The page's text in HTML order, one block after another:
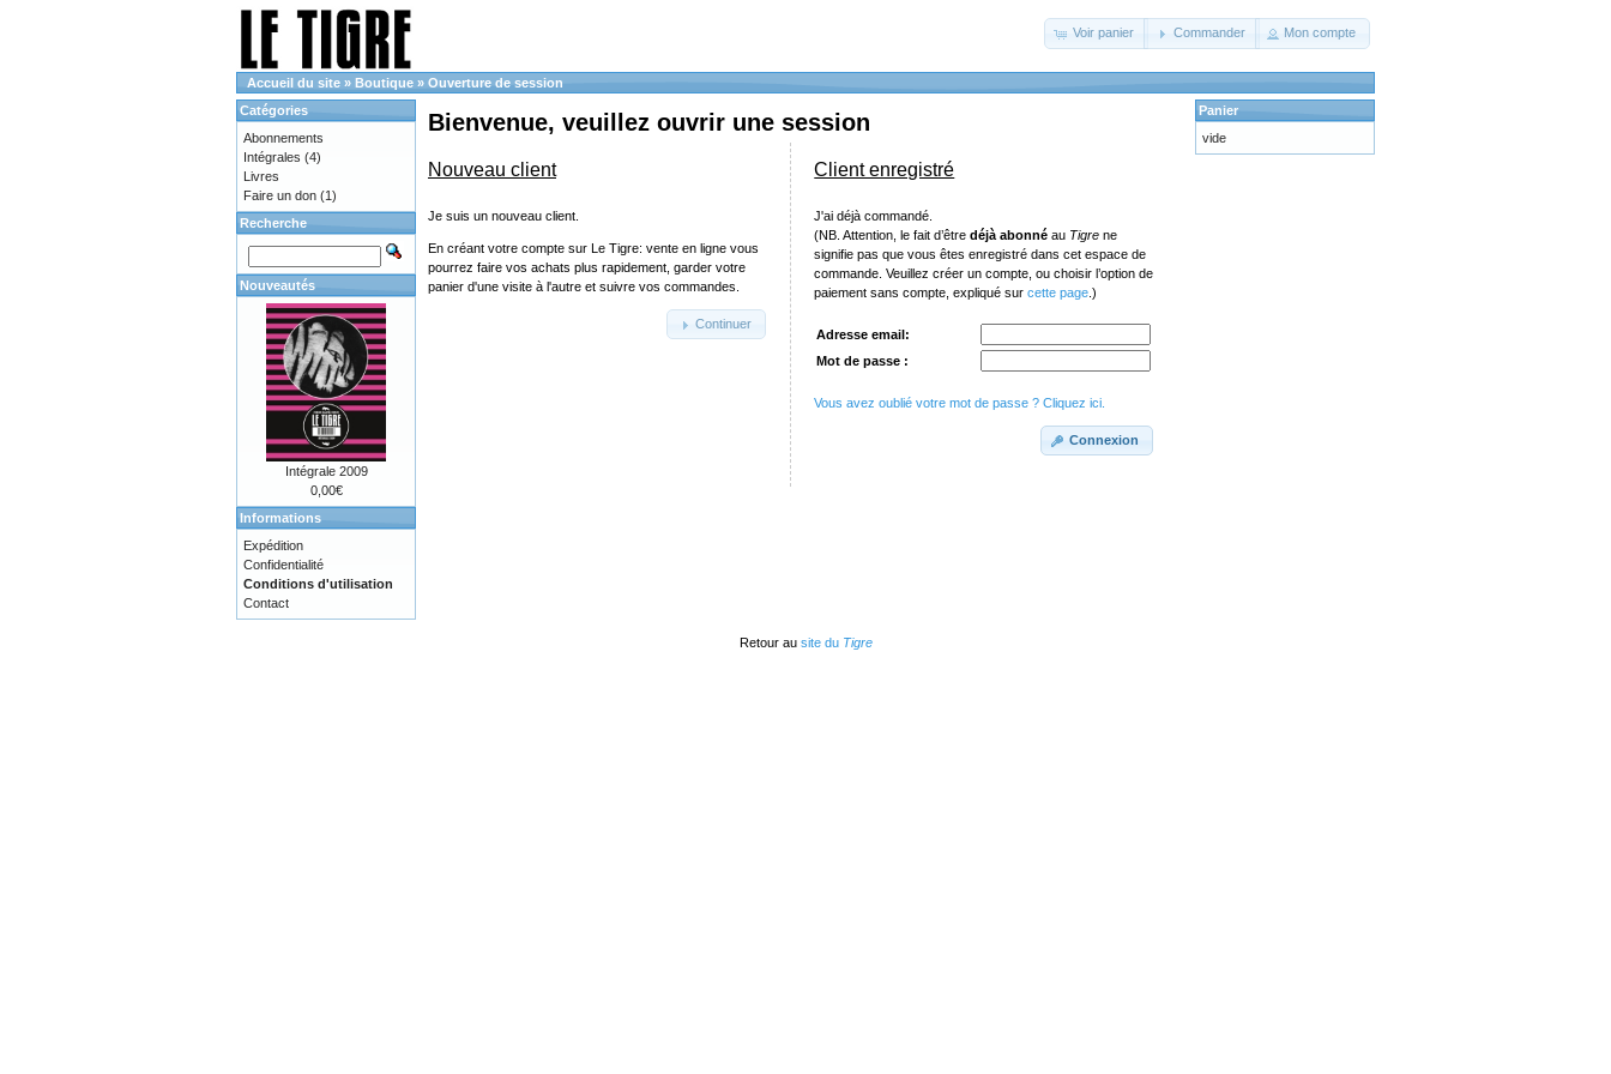
Voir panier Commander Mon compte
Accueil du site » Boutique » Ouverture de session
Bienvenue, veuillez ouvrir une session
Nouveau client
Je suis un nouveau client.
En créant votre compte sur Le Tigre: vente en ligne vous
pourrez faire vos achats plus rapidement, garder votre
panier d'une visite à l'autre et suivre vos commandes.
Continuer
Client enregistré
J'ai déjà commandé.
(NB. Attention, le fait d’êtredéjà abonné au Tigre ne
signifie pas que vous êtes enregistré dans cet espace de
commande. Veuillez créer un compte, ou choisir l’option de
paiement sans compte, expliqué surcette page .)
Adresse email:
Mot de passe :
Vous avez oublié votre mot de passe ? Cliquez ici.
Connexion
Catégories
Abonnements
Intégrales (4)
Livres
Faire un don (1)
Recherche
Nouveautés
Intégrale 2009
0,00€
Informations
Expédition
Confidentialité
Conditions d'utilisation
Contact
Panier
vide
Retour au site du Tigre